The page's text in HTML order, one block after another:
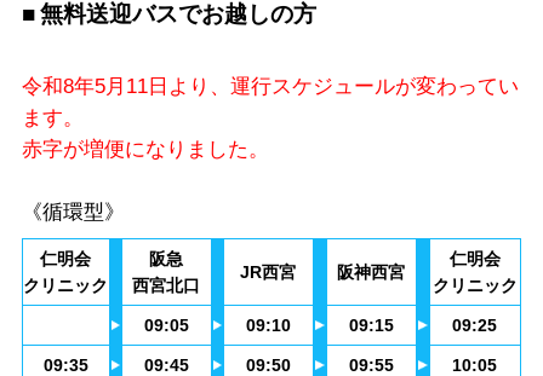
無料送迎バスでお越しの方
令和8年5月11日より、運行スケジュールが変わってい
ます。
赤字が増便になりました。
《循環型》
仁明会
クリニック
阪急
西宮北口
JR西宮 阪神西宮
仁明会
クリニック
09:05 09:10 09:15 09:25
09:35 09:45 09:50 09:55 10:05